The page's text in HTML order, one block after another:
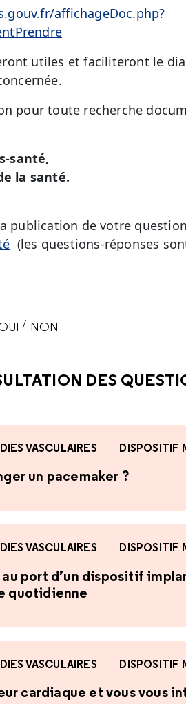
affichageDoc.php?
utiles et faciliteront le
pour toute recherche
santé,
la santé.
publication de votre
(les questions-réponses
/ NON
DES
VASCULAIRES DISPOSITIF
un pacemaker ?
VASCULAIRES DISPOSITIF
port d’un dispositif
quotidienne
VASCULAIRES DISPOSITIF
cardiaque et vous vous